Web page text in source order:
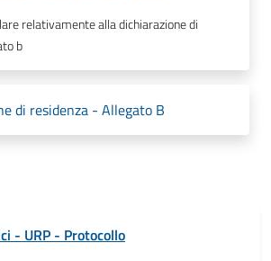
relativamente alla dichiarazione di
b
di residenza - Allegato B
- URP - Protocollo